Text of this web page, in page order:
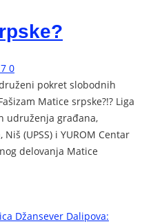
0
pokret slobodnih
Matice srpske?!? Liga
udruženja građana,
(UPSS) i YUROM Centar
delovanja Matice
Džansever Dalipova: